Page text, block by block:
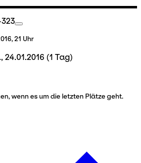
21 Uhr
24.01.2016 (1 Tag)
wenn es um die letzten Plätze geht.